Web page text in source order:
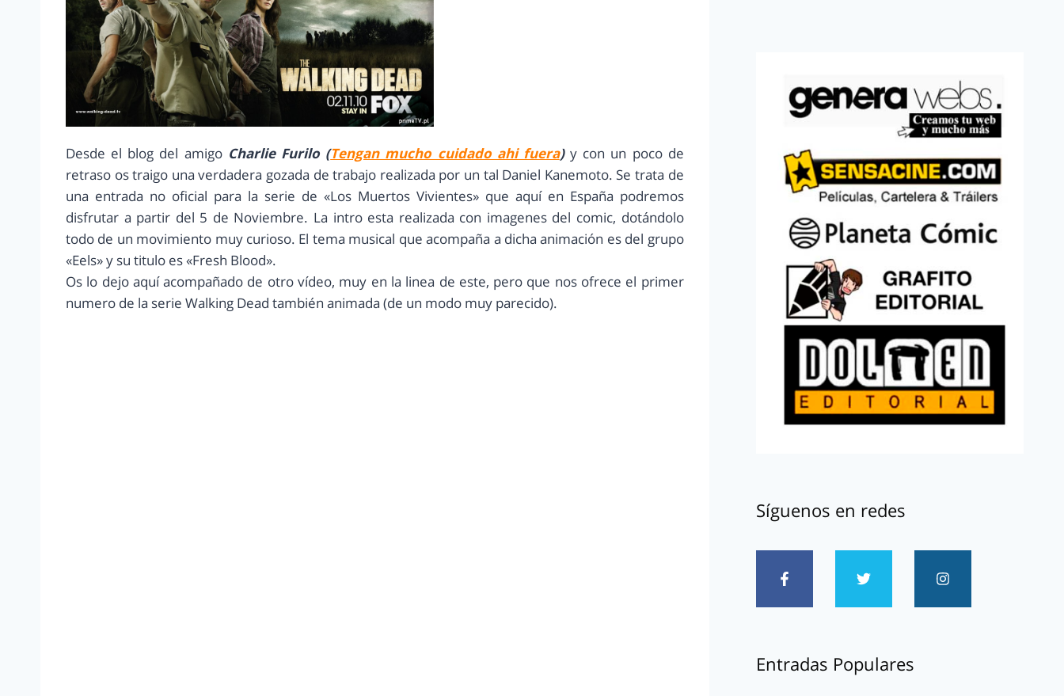
Desde el blog del amigo Charlie Furilo (Tengan mucho cuidado ahi fuera)y con un poco de
retraso os traigo una verdadera gozada de trabajo realizada por un tal Daniel Kanemoto. Se trata de
una entrada no oficial para la serie de «Los Muertos Vivientes» que aquí en España podremos
disfrutar a partir del 5 de Noviembre. La intro esta realizada con imagenes del comic, dotándolo
todo de un movimiento muy curioso. El tema musical que acompaña a dicha animación es del grupo
«Eels» y su titulo es «Fresh Blood».
Os lo dejo aquí acompañado de otro vídeo, muy en la linea de este, pero que nos ofrece el primer
numero de la serie Walking Dead también animada (de un modo muy parecido).
Síguenos en redes
Entradas Populares